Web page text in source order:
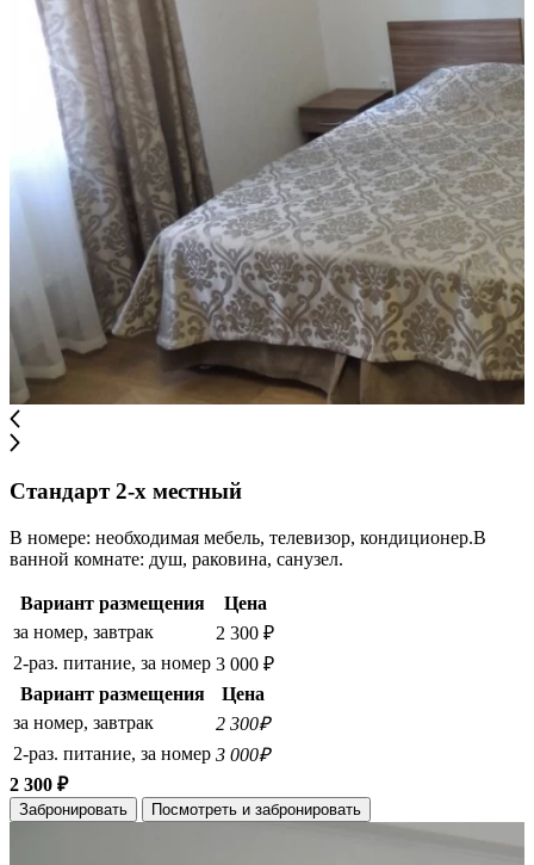
Стандарт 2-х местный
В номере: необходимая мебель, телевизор, кондиционер.В
ванной комнате: душ, раковина, санузел.
Вариант размещения
Цена
за номер, завтрак
2 300 ₽
2-раз. питание, за номер 3 000 ₽
Вариант размещения
Цена
за номер, завтрак
2 300₽
2-раз. питание, за номер 3 000₽
2 300 ₽
Забронировать Посмотреть и забронировать